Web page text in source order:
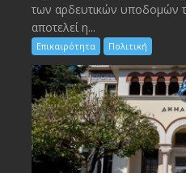
των αρδευτικών υποδομών
αποτελεί η...
Επικαιρότητα Πολιτική